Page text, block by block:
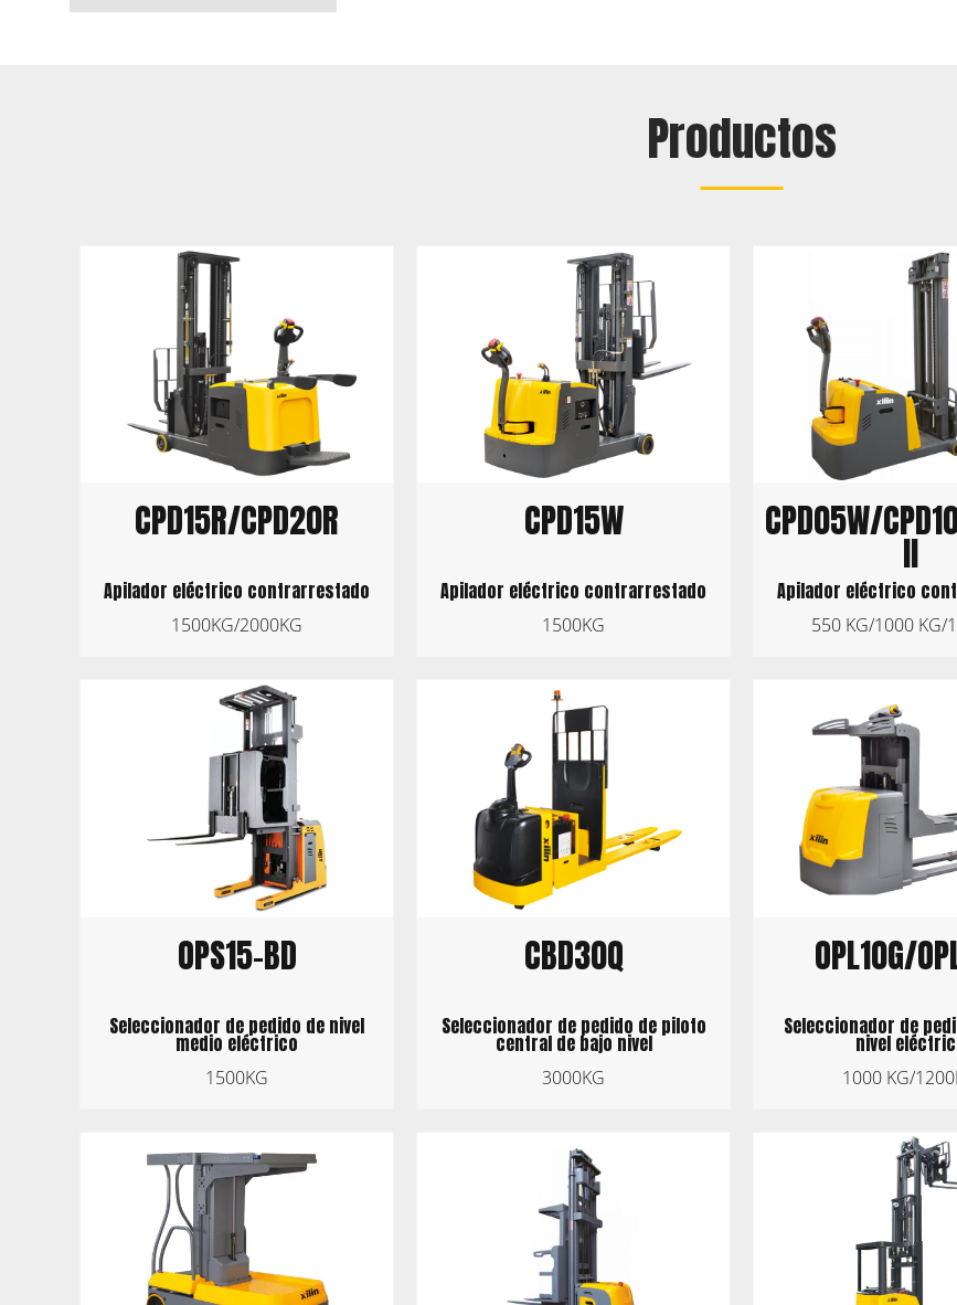
Productos
CPD15R/CPD20R
Apilador eléctrico contrarrestado
1500KG/2000KG
CPD15W
Apilador eléctrico contrarrestado
1500KG
CPD05W/
II
Apilador eléctrico
550 KG/1000 KG/
OPS15-BD
Seleccionador de pedido de nivel
medio eléctrico
1500KG
CBD30Q
Seleccionador de pedido de piloto
central de bajo nivel
3000KG
OPL10G/
Seleccionador de
nivel
1000 KG/